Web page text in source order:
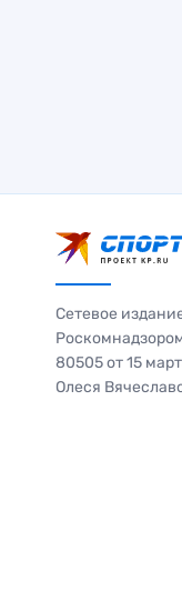
Сетевое
80505 от 15
Олеся